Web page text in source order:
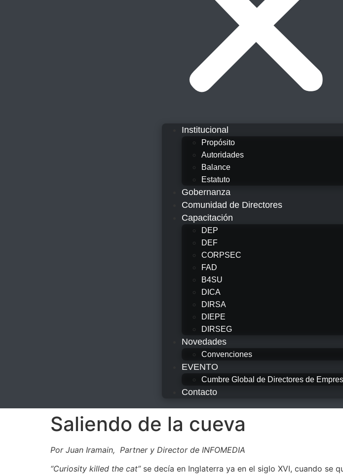
Institucional
Propósito
Autoridades
Balance
Estatuto
Gobernanza
Comunidad de Directores
Capacitación
DEP
DEF
CORPSEC
FAD
B4SU
DICA
DIRSA
DIEPE
DIRSEG
Novedades
Convenciones
EVENTO
Cumbre Global de Directores de
Contacto
Saliendo de la cueva
Por Juan Iramain, Partner y Director de INFOMEDIA
“Curiosity killed the cat”se decía en Inglaterra ya en el siglo XVI, cuando se